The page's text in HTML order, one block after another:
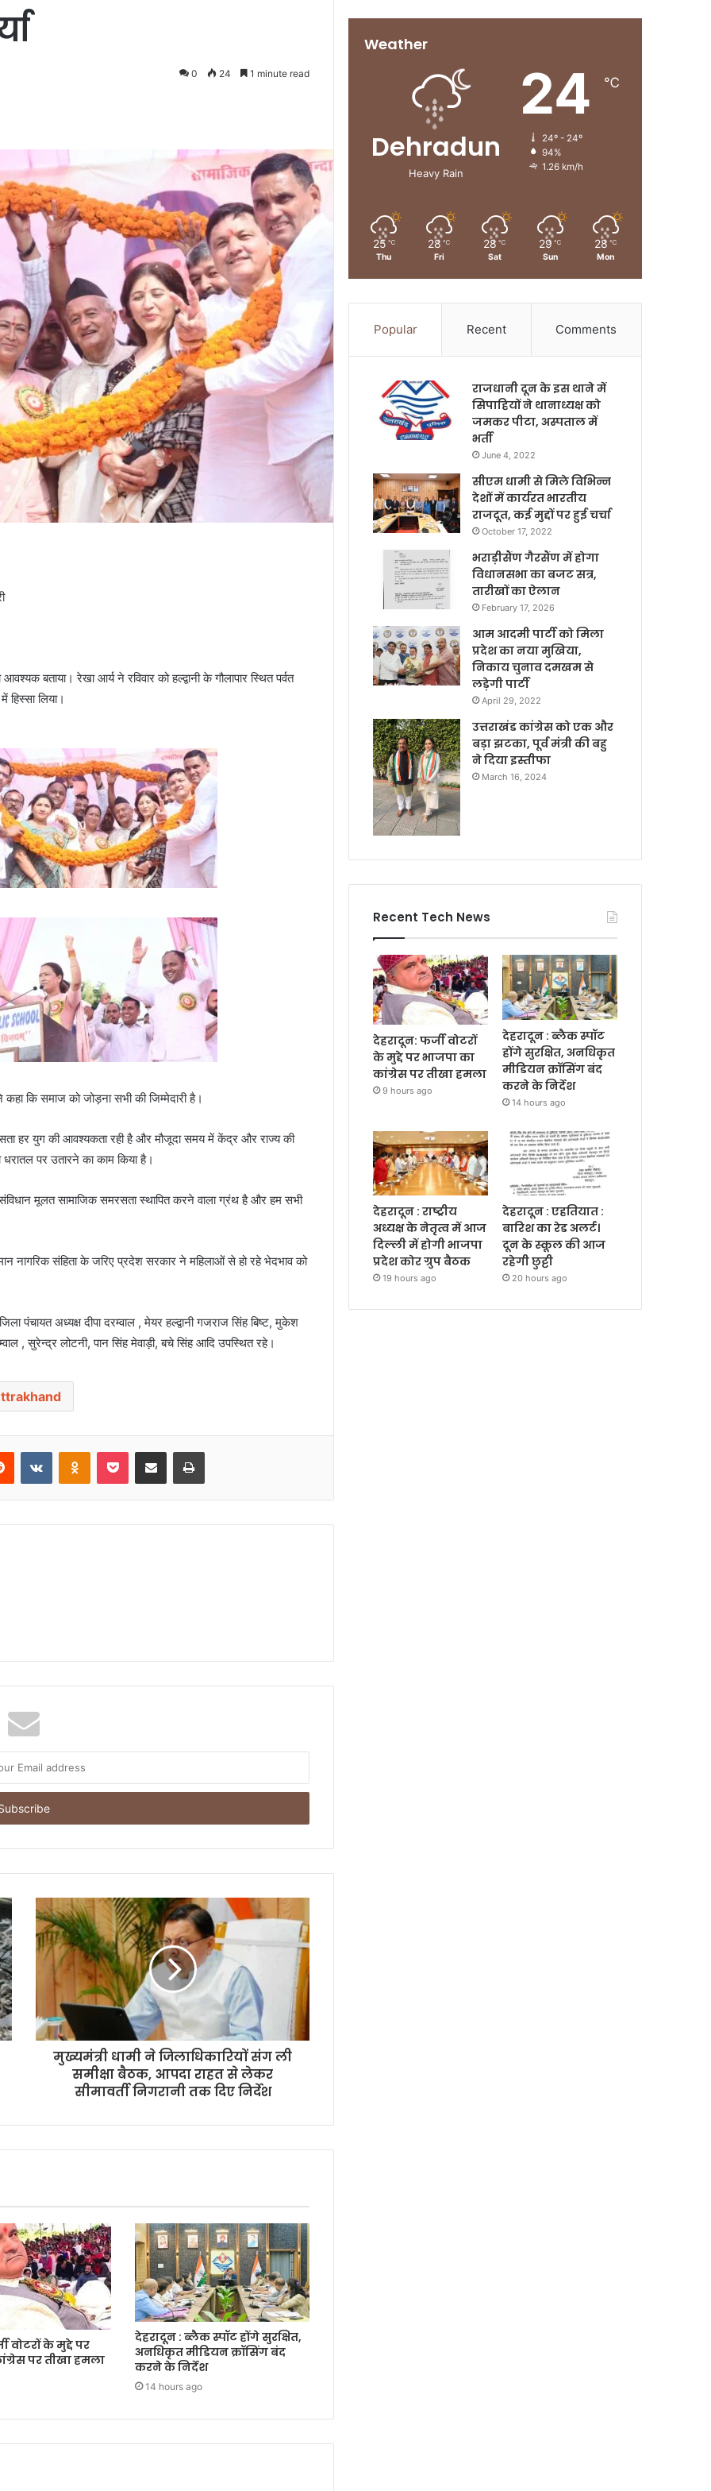
0 24 1 minute read
बताया। रेखा आर्य ने रविवार को हल्द्वानी के गौलापार स्थित पर्वत
लिया।
कहा कि समाज को जोड़ना सभी की जिम्मेदारी है।
हर युग की आवश्यकता रही है और मौजूदा समय में केंद्र और राज्य की
पर उतारने का काम किया है।
संविधान मूलत सामाजिक समरसता स्थापित करने वाला ग्रंथ है और हम सभी
नागरिक संहिता के जरिए प्रदेश सरकार ने महिलाओं से हो रहे भेदभाव को
पंचायत अध्यक्ष दीपा दरम्वाल , मेयर हल्द्वानी गजराज सिंह बिष्ट, मुकेश
, सुरेन्द्र लोटनी, पान सिंह मेवाड़ी, बचे सिंह आदि उपस्थित रहे।
मुख्यमंत्री धामी ने जिलाधिकारियों संग ली
समीक्षा बैठक, आपदा राहत से लेकर
सीमावर्ती निगरानी तक दिए निर्देश
वोटरों के मुद्दे पर
पर तीखा हमला
देहरादून : ब्लैक स्पॉट होंगे सुरक्षित,
अनधिकृत मीडियन क्रॉसिंग बंद
करने के निर्देश
14 hours ago
Weather
Dehradun
Heavy Rain
24 ℃
24º - 24º
94%
1.26 km/h
25 ℃
Thu
28 ℃
Fri
28 ℃
Sat
29 ℃
Sun
28 ℃
Mon
Popular Recent Comments
राजधानी दून के इस थाने में
सिपाहियों ने थानाध्यक्ष को
जमकर पीटा, अस्पताल में
भर्ती
June 4, 2022
सीएम धामी से मिले विभिन्न
देशों में कार्यरत भारतीय
राजदूत, कई मुद्दों पर हुई चर्चा
October 17, 2022
भराड़ीसैंण गैरसैंण में होगा
विधानसभा का बजट सत्र,
तारीखों का ऐलान
February 17, 2026
आम आदमी पार्टी को मिला
प्रदेश का नया मुखिया,
निकाय चुनाव दमखम से
लड़ेगी पार्टी
April 29, 2022
उत्तराखंड कांग्रेस को एक और
बड़ा झटका, पूर्व मंत्री की बहु
ने दिया इस्तीफा
March 16, 2024
Recent Tech News
देहरादून: फर्जी वोटरों
के मुद्दे पर भाजपा का
कांग्रेस पर तीखा हमला
9 hours ago
देहरादून : ब्लैक स्पॉट
होंगे सुरक्षित, अनधिकृत
मीडियन क्रॉसिंग बंद
करने के निर्देश
14 hours ago
देहरादून : राष्ट्रीय
अध्यक्ष के नेतृत्व में आज
दिल्ली में होगी भाजपा
प्रदेश कोर ग्रुप बैठक
19 hours ago
देहरादून : एहतियात :
बारिश का रेड अलर्ट।
दून के स्कूल की आज
रहेगी छुट्टी
20 hours ago